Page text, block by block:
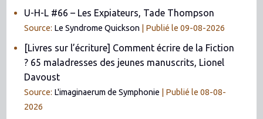
U-H-L #66 – Les Expiateurs, Tade Thompson
Source: Le Syndrome Quickson Publié le 09-08-2026
[Livres sur l’écriture] Comment écrire de la Fiction
? 65 maladresses des jeunes manuscrits, Lionel
Davoust
Source: L'imaginaerum de Symphonie
Publié le 08-08-
2026